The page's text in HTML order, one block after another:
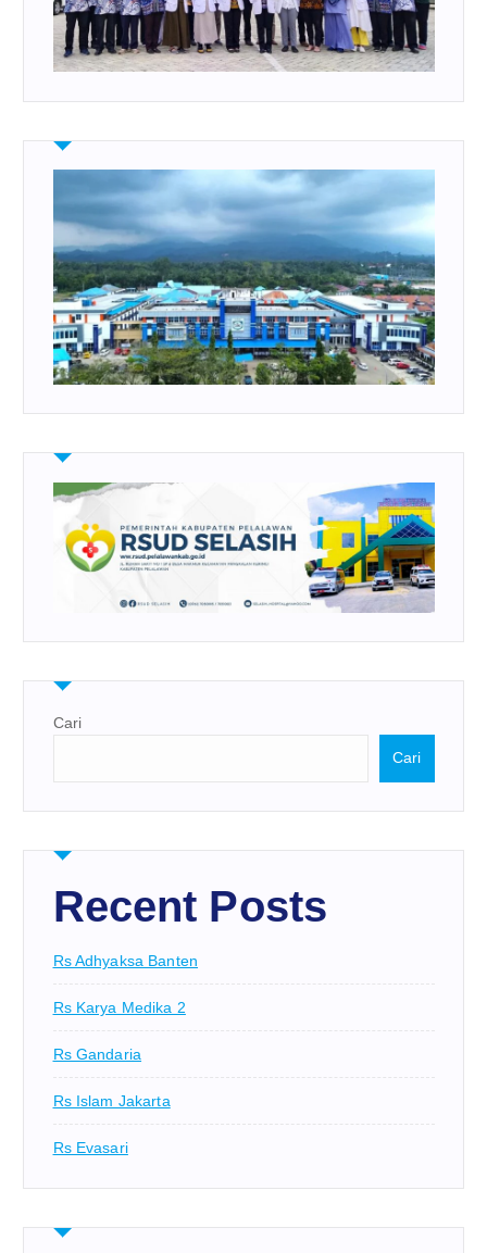
Cari
Cari
Recent Posts
Rs Adhyaksa Banten
Rs Karya Medika 2
Rs Gandaria
Rs Islam Jakarta
Rs Evasari